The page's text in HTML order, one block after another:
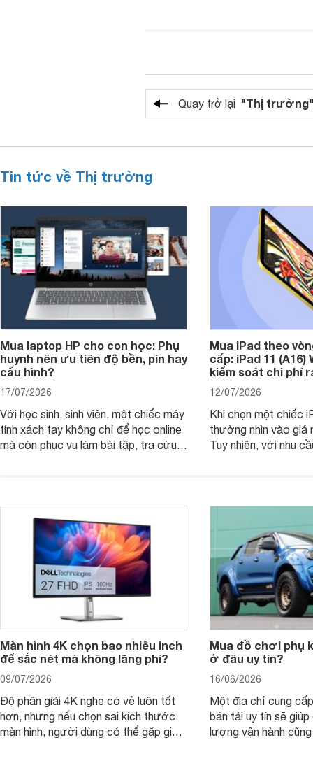
Quay trở lại "Thị trường"
Tin tức về Thị trường
Mua laptop HP cho con học: Phụ
huynh nên ưu tiên độ bền, pin hay
cấu hình?
17/07/2026
Với học sinh, sinh viên, một chiếc máy
tính xách tay không chỉ để học online
mà còn phục vụ làm bài tập, tra cứu,
thay vì chỉ so sánh cấu hình trên giấy.
Mua iPad theo
cấp: iPad 11 (A16)
kiểm soát chi phí
12/07/2026
Khi chọn một chiếc
thường nhìn vào
Tuy nhiên, với nhu
không, dùng được
Màn hình 4K chọn bao nhiêu inch
để sắc nét mà không lãng phí?
09/07/2026
Độ phân giải 4K nghe có vẻ luôn tốt
hơn, nhưng nếu chọn sai kích thước
màn hình, người dùng có thể gặp giao
Mua đồ chơi phụ
ở đâu uy tín?
16/06/2026
Một địa chỉ cung
bán tải uy tín sẽ
lượng vận hành